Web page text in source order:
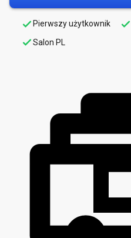
Pierwszy użytkownik
Salon PL